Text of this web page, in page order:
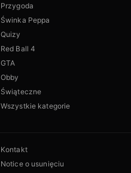
Przygoda
Świnka Peppa
Quizy
Red Ball 4
GTA
Obby
Świąteczne
Wszystkie kategorie
Kontakt
Notice o usunięciu